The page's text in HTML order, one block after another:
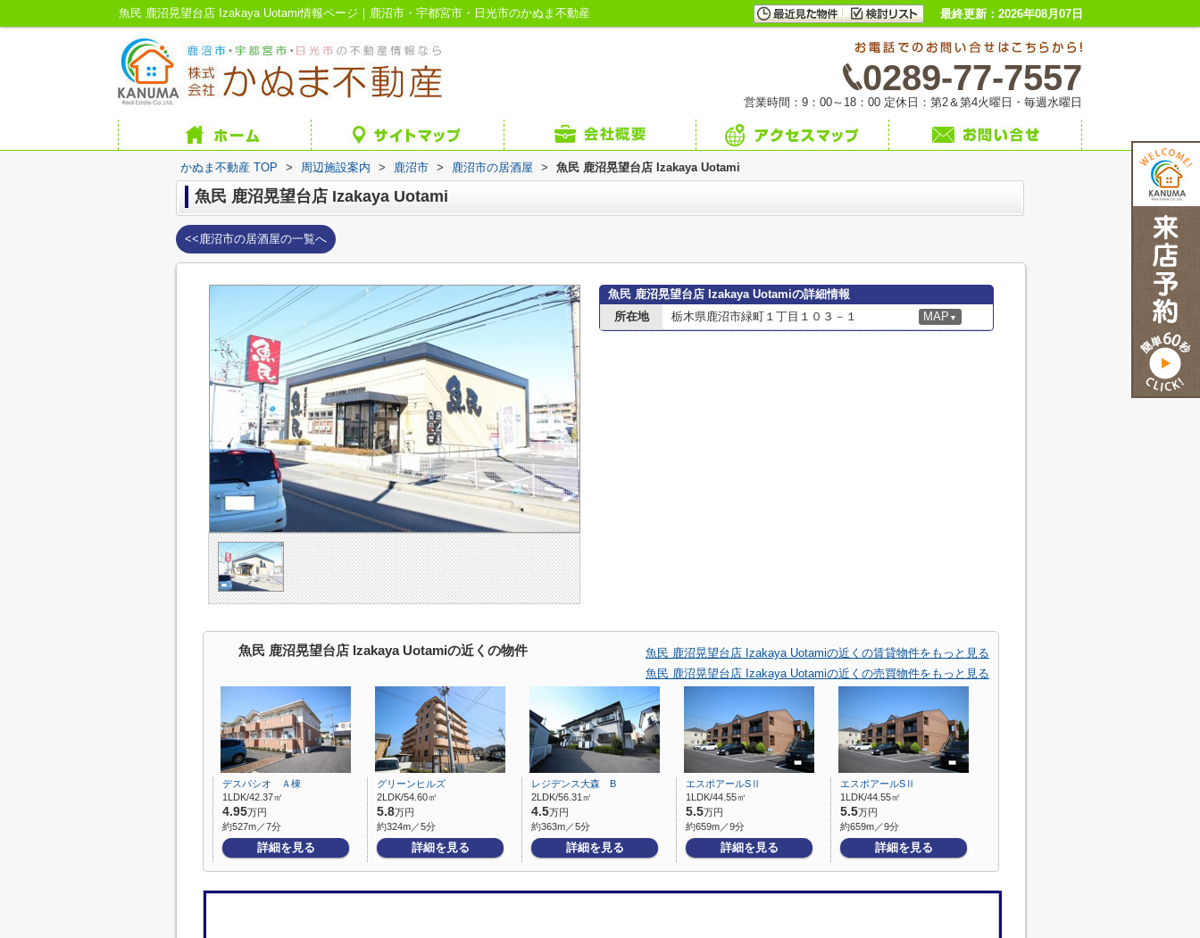
魚民 鹿沼晃望台店 Izakaya Uotami情報ページ｜鹿沼市・宇都宮市・日光市のかぬま不動産 最終更新：2026年08月07日
0289-77-7557
営業時間：9：00～18：00 定休日：第2＆第4火曜日・毎週水曜日
かぬま不動産 TOP > 周辺施設案内 > 鹿沼市 > 鹿沼市の居酒屋 > 魚民 鹿沼晃望台店 Izakaya Uotami
魚民 鹿沼晃望台店 Izakaya Uotami
<<鹿沼市の居酒屋の一覧へ
魚民 鹿沼晃望台店 Izakaya Uotamiの詳細情報
所在地
栃木県鹿沼市緑町１丁目１０３－１ MAP ▼
魚民 鹿沼晃望台店 Izakaya Uotamiの近くの物件
魚民 鹿沼晃望台店 Izakaya Uotamiの近くの賃貸物件をもっと見る
魚民 鹿沼晃望台店 Izakaya Uotamiの近くの売買物件をもっと見る
デスパシオ Ａ棟
1LDK/42.37㎡
4.95万円
約527m／7分
詳細を見る
グリーンヒルズ
2LDK/54.60㎡
5.8万円
約324m／5分
詳細を見る
レジデンス大森 B
2LDK/56.31㎡
4.5万円
約363m／5分
詳細を見る
エスポアールSⅡ
1LDK/44.55㎡
5.5万円
約659m／9分
詳細を見る
エスポアールSⅡ
1LDK/44.55㎡
5.5万円
約659m／9分
詳細を見る